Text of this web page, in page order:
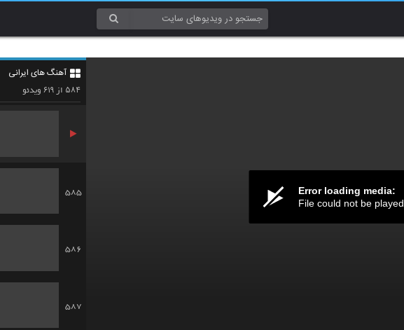
Error loading media:
File could not be played
آهنگ های ایرانی
۵۸۴ از ۶۱۹ویدئو
583
585
586
587